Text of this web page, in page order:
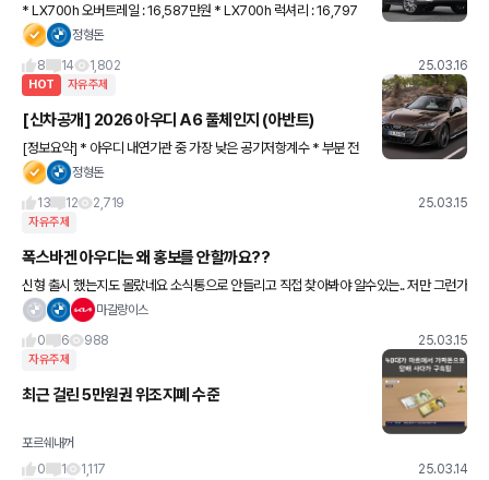
* LX700h 오버트레일 : 16,587만원 * LX700h 럭셔리 : 16,797
만원 * LX700h VIP : 19,457만원 6기통 3.4L 가솔린 트윈터보 하
정형돈
8
14 1,802 25.03.16
HOT 자유주제
[신차공개] 2026 아우디 A6 풀체인지 (아반트)
[정보요약] * 아우디 내연기관 중 가장 낮은 공기저항계수 * 부분 전
기 구동이 가능한 마일드 하이브리드 * 2리터 디젤, 2리터 가솔린, 3
정형돈
13
12 2,719 25.03.15
자유주제
폭스바겐 아우디는 왜 홍보를 안할까요??
신형 출시 했는지도 몰랐네요 소식통으로 안들리고 직접 찾아봐야 알수있는.. 저만 그런가
요? 골프도 8.5세대 출시했네요 A3도 페리 출시에 A6는 페리 출시한거 알고있었지만 모
마갈량이스
0
6 988 25.03.15
자유주제
최근 걸린 5만원권 위조지폐 수준
포르쉐내꺼
0
1 1,117 25.03.14